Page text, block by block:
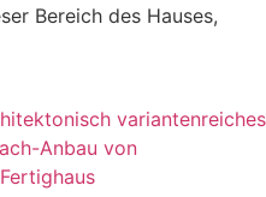
Bereich des Hauses,